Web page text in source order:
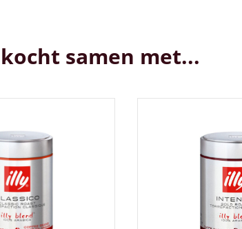
samen met...